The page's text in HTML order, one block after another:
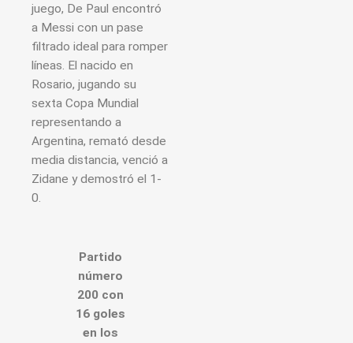
juego, De Paul encontró
a Messi con un pase
filtrado ideal para romper
líneas. El nacido en
Rosario, jugando su
sexta Copa Mundial
representando a
Argentina, remató desde
media distancia, venció a
Zidane y demostró el 1-
0.
Partido
número
200 con
16 goles
en los